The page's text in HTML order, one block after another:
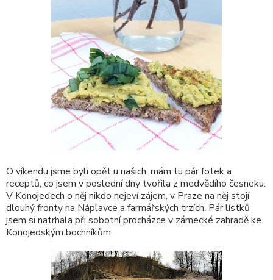
O víkendu jsme byli opět u našich, mám tu pár fotek a
receptů, co jsem v poslední dny tvořila z medvědího česneku.
V Konojedech o něj nikdo nejeví zájem, v Praze na něj stojí
dlouhý fronty na Náplavce a farmářských trzích. Pár lístků
jsem si natrhala při sobotní procházce v zámecké zahradě ke
Konojedským bochníkům.